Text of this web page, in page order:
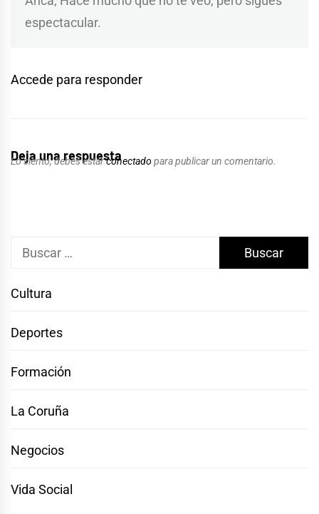
espectacular.
Accede para responder
Deja una respuesta
Lo siento, debes estarconectado para publicar un comentario.
Buscar:
Cultura
Deportes
Formación
La Coruña
Negocios
Vida Social